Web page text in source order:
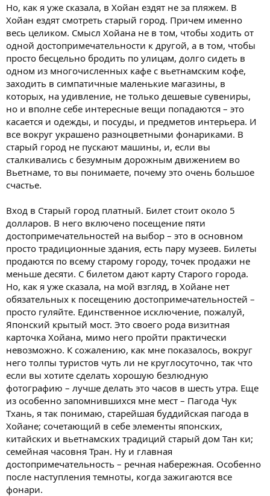
Но, как я уже сказала, в Хойан ездят не за пляжем. В
Хойан ездят смотреть старый город. Причем именно
весь целиком. Смысл Хойана не в том, чтобы ходить от
одной достопримечательности к другой, а в том, чтобы
просто бесцельно бродить по улицам, долго сидеть в
одном из многочисленных кафе с вьетнамским кофе,
заходить в симпатичные маленькие магазины, в
которых, на удивление, не только дешевые сувениры,
но и вполне себе интересные вещи попадаются – это
касается и одежды, и посуды, и предметов интерьера. И
все вокруг украшено разноцветными фонариками. В
старый город не пускают машины, и, если вы
сталкивались с безумным дорожным движением во
Вьетнаме, то вы понимаете, почему это очень большое
счастье.
Вход в Старый город платный. Билет стоит около 5
долларов. В него включено посещение пяти
достопримечательностей на выбор – это в основном
просто традиционные здания, есть пару музеев. Билеты
продаются по всему старому городу, точек продажи не
меньше десяти. С билетом дают карту Старого города.
Но, как я уже сказала, на мой взгляд, в Хойане нет
обязательных к посещению достопримечательностей –
просто гуляйте. Единственное исключение, пожалуй,
Японский крытый мост. Это своего рода визитная
карточка Хойана, мимо него пройти практически
невозможно. К сожалению, как мне показалось, вокруг
него толпы туристов чуть ли не круглосуточно, так что
если вы хотите сделать хорошую безлюдную
фотографию – лучше делать это часов в шесть утра. Еще
из особенно запомнившихся мне мест – Пагода Чук
Тхань, я так понимаю, старейшая буддийская пагода в
Хойане; сочетающий в себе элементы японских,
китайских и вьетнамских традиций старый дом Тан ки;
семейная часовня Тран. Ну и главная
достопримечательность – речная набережная. Особенно
после наступления темноты, когда зажигаются все
фонари.